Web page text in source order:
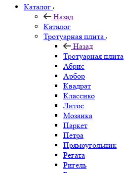
Каталог
Назад
Каталог
Тротуарная плита
Назад
Тротуарная плита
Абрис
Арбор
Квадрат
Классико
Литос
Мозаика
Паркет
Петра
Прямоугольник
Регата
Ригель